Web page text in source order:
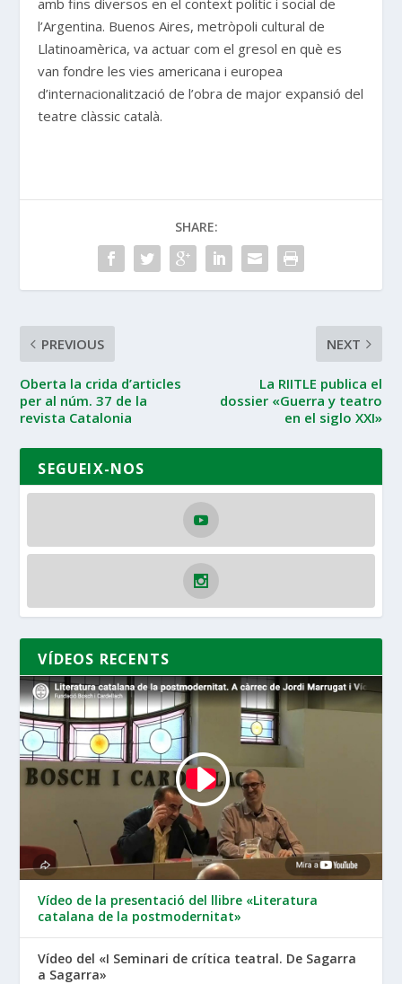
l’Argentina. Buenos Aires, metròpoli cultural de
Llatinoamèrica, va actuar com el gresol en què es
van fondre les vies americana i europea
d’internacionalització de l’obra de major expansió del
teatre clàssic català.
SHARE:
PREVIOUS
Oberta la crida d’articles
per al núm. 37 de la
revista Catalonia
NEXT
La RIITLE publica el
dossier «Guerra y teatro
en el siglo XXI»
SEGUEIX-NOS
VÍDEOS RECENTS
Vídeo de la presentació del llibre «Literatura
catalana de la postmodernitat»
Vídeo del «I Seminari de crítica teatral. De Sagarra
a Sagarra»